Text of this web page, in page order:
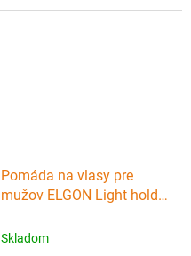
poskytuje stredne silnú fixáciu
Pomáda na vlasy pre
mužov ELGON Light hold
Skladom